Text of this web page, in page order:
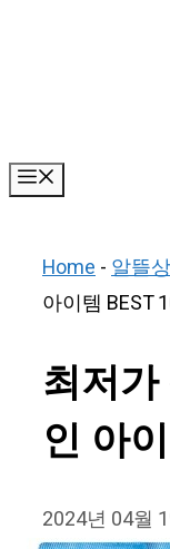
Home-알뜰
아이템 BEST
최저
인 아
2024년 04월